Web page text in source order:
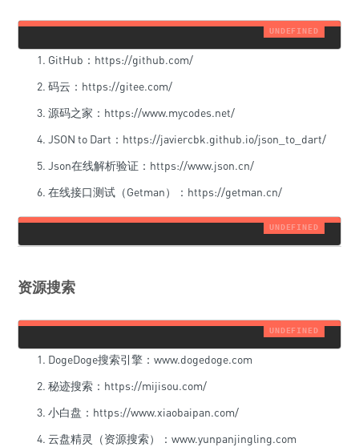
GitHub：https://github.com/
码云：https://gitee.com/
源码之家：https://www.mycodes.net/
JSON to Dart：https://javiercbk.github.io/json_to_dart/
Json在线解析验证：https://www.json.cn/
在线接口测试（Getman）：https://getman.cn/
资源搜索
DogeDoge搜索引擎：www.dogedoge.com
秘迹搜索：https://mijisou.com/
小白盘：https://www.xiaobaipan.com/
云盘精灵（资源搜索）：www.yunpanjingling.com